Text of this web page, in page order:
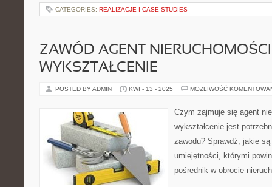
CATEGORIES: REALIZACJE I CASE STUDIES
ZAWÓD AGENT
WYKSZTAŁCENIE
POSTED BY ADMIN KWI - 13 - 2025 MOŻLIWOŚĆ
Czym zajmuje się agent
wykształcenie jest
zawodu? Sprawdź, jakie
umiejętności, którymi
pośrednik w obrocie